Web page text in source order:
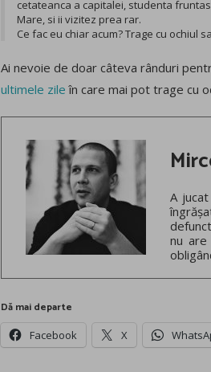
cetateanca a capitalei, studenta
Mare, si ii vizitez prea rar.
Ce fac eu chiar acum? Trage cu ochiul
Ai nevoie de doar câteva rânduri
ultimele zile în care mai pot trage cu
A
nu
Dă mai departe
Facebook X